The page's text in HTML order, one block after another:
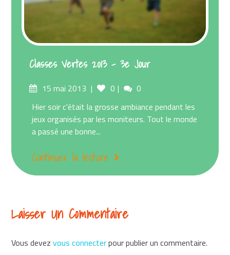
Classes Vertes 2013 – 3e Jour
Posted15 mai 2013 0 Comments
0
Hier soir c'était la grosse ambiance pendant les
jeux organisés par les moniteurs. Tout le monde
a passé une bonne...
Continuer la lecture
Laisser Un Commentaire
Vous devezvous connecterpour publier un commentaire.